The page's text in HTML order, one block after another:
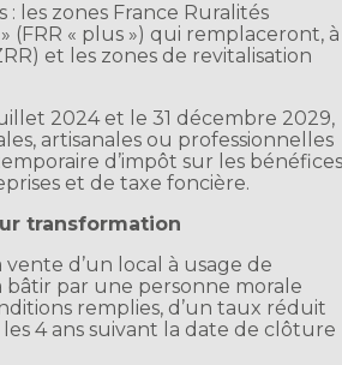
les zones France Ruralités
(FRR « plus ») qui remplaceront, à
et les zones de revitalisation
2024 et le 31 décembre 2029,
artisanales ou professionnelles
d’impôt sur les
et de taxe foncière.
transformation
d’un local à usage de
bâtir par une personne morale
remplies, d’un taux réduit
les 4 ans suivant la date de clôture